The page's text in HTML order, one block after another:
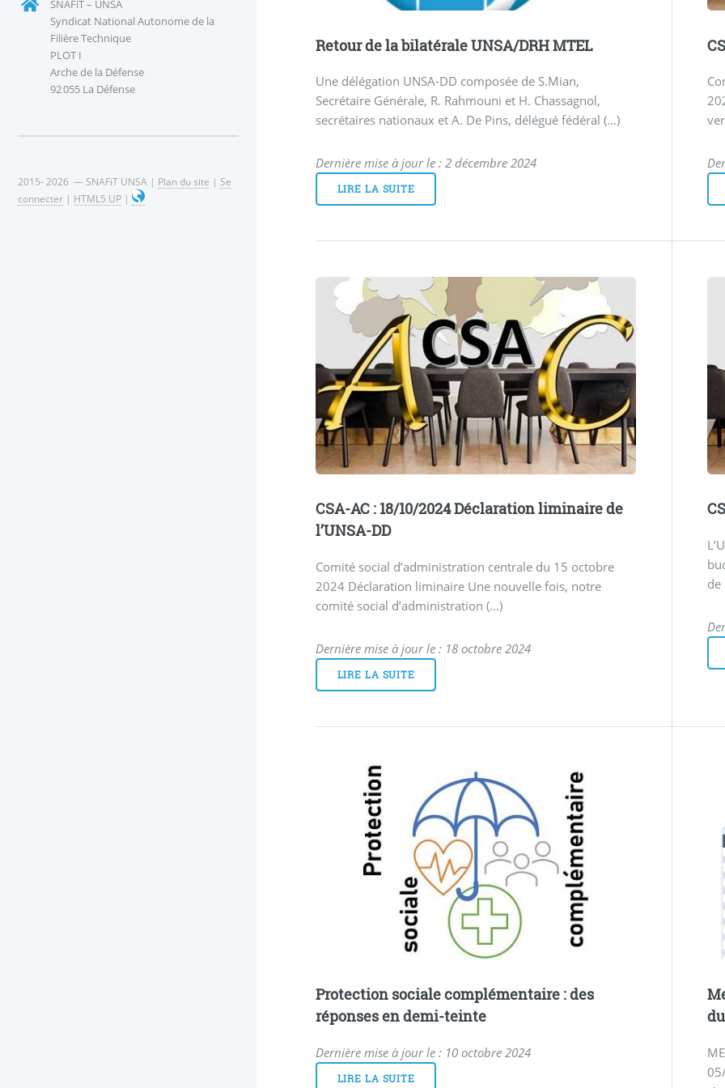
Retour de la bilatérale UNSA/DRH MTEL
Une délégation UNSA-DD composée de S.Mian,
Secrétaire Générale, R. Rahmouni et H. Chassagnol,
secrétaires nationaux et A. De Pins, délégué fédéral (…)
Dernière mise à jour le : 2 décembre 2024
LIRE LA SUITE
CSA-AC : 18/10/2024 Déclaration liminaire de
l’UNSA-DD
Comité social d’administration centrale du 15 octobre
2024 Déclaration liminaire Une nouvelle fois, notre
comité social d’administration (…)
Dernière mise à jour le : 18 octobre 2024
LIRE LA SUITE
de
Protection sociale complémentaire : des
réponses en demi-teinte
Dernière mise à jour le : 10 octobre 2024
LIRE LA SUITE
SNAFiT – UNSA
Syndicat National Autonome de la
Filière Technique
PLOT I
Arche de la Défense
92 055 La Défense
2015- 2026 — SNAFiT UNSA | Plan du site | Se
connecter | HTML5 UP |